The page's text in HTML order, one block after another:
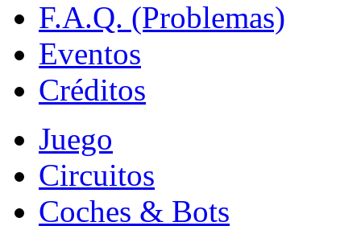
F.A.Q. (Problemas)
Eventos
Créditos
Juego
Circuitos
Coches & Bots